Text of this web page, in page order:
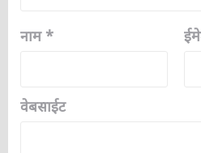
नाम *
वेबसाईट